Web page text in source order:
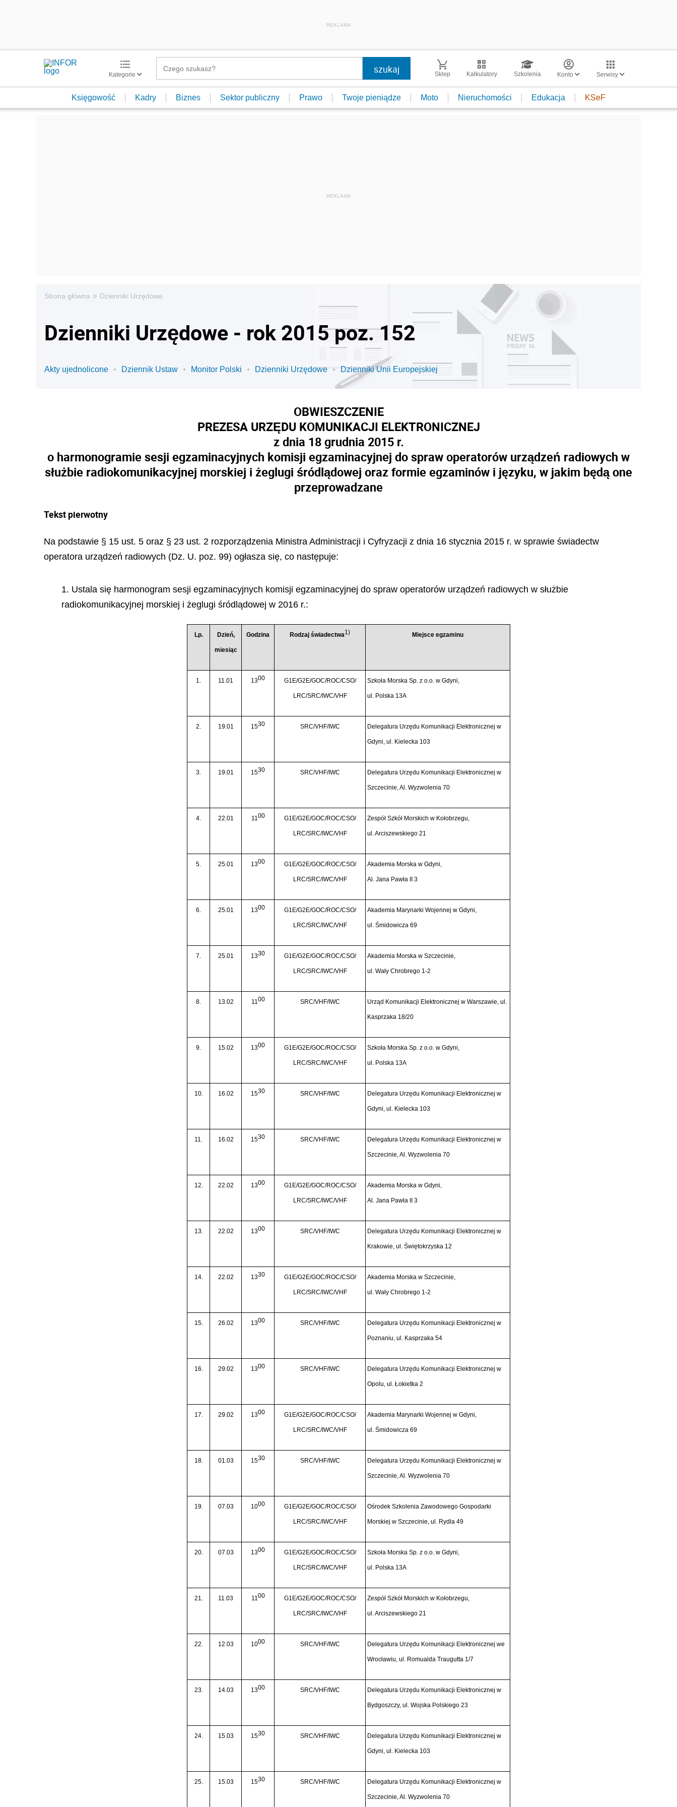
REKLAMA
Kategorie Sklep Kalkulatory Szkolenia Konto Serwisy
Księgowość Kadry Biznes Sektor publiczny Prawo Twoje pieniądze Moto Nieruchomości Edukacja KSeF
Strona główna » Dzienniki Urzędowe
Dzienniki Urzędowe - rok 2015 poz. 152
Akty ujednolicone Dziennik Ustaw Monitor Polski Dzienniki Urzędowe Dzienniki Unii Europejskiej
OBWIESZCZENIE
PREZESA URZĘDU KOMUNIKACJI ELEKTRONICZNEJ
z dnia 18 grudnia 2015 r.
o harmonogramie sesji egzaminacyjnych komisji egzaminacyjnej do spraw operatorów urządzeń radiowych w
służbie radiokomunikacyjnej morskiej i żeglugi śródlądowej oraz formie egzaminów i języku, w jakim będą one
przeprowadzane
Tekst pierwotny
Na podstawie § 15 ust. 5 oraz § 23 ust. 2 rozporządzenia Ministra Administracji i Cyfryzacji z dnia 16 stycznia 2015 r. w sprawie świadectw
operatora urządzeń radiowych (Dz. U. poz. 99) ogłasza się, co następuje:
1. Ustala się harmonogram sesji egzaminacyjnych komisji egzaminacyjnej do spraw operatorów urządzeń radiowych w służbie
radiokomunikacyjnej morskiej i żeglugi śródlądowej w 2016 r.:
Lp. Dzień,
miesiąc
Godzina Rodzaj świadectwa1) Miejsce egzaminu
1. 11.01 1300 G1E/G2E/GOC/ROC/CSO/
LRC/SRC/IWC/VHF
Szkoła Morska Sp. z o.o. w Gdyni,
ul. Polska 13A
2. 19.01 1530 SRC/VHF/IWC Delegatura Urzędu Komunikacji Elektronicznej w
Gdyni, ul. Kielecka 103
3. 19.01 1530 SRC/VHF/IWC Delegatura Urzędu Komunikacji Elektronicznej w
Szczecinie, Al. Wyzwolenia 70
4. 22.01 1100 G1E/G2E/GOC/ROC/CSO/
LRC/SRC/IWC/VHF
Zespół Szkół Morskich w Kołobrzegu,
ul. Arciszewskiego 21
5. 25.01 1300 G1E/G2E/GOC/ROC/CSO/
LRC/SRC/IWC/VHF
Akademia Morska w Gdyni,
Al. Jana Pawła II 3
6. 25.01 1300 G1E/G2E/GOC/ROC/CSO/
LRC/SRC/IWC/VHF
Akademia Marynarki Wojennej w Gdyni,
ul. Śmidowicza 69
7. 25.01 1330 G1E/G2E/GOC/ROC/CSO/
LRC/SRC/IWC/VHF
Akademia Morska w Szczecinie,
ul. Wały Chrobrego 1-2
8. 13.02 1100 SRC/VHF/IWC Urząd Komunikacji Elektronicznej w Warszawie, ul.
Kasprzaka 18/20
9. 15.02 1300 G1E/G2E/GOC/ROC/CSO/
LRC/SRC/IWC/VHF
Szkoła Morska Sp. z o.o. w Gdyni,
ul. Polska 13A
10. 16.02 1530 SRC/VHF/IWC Delegatura Urzędu Komunikacji Elektronicznej w
Gdyni, ul. Kielecka 103
11. 16.02 1530 SRC/VHF/IWC Delegatura Urzędu Komunikacji Elektronicznej w
Szczecinie, Al. Wyzwolenia 70
12. 22.02 1300 G1E/G2E/GOC/ROC/CSO/
LRC/SRC/IWC/VHF
Akademia Morska w Gdyni,
Al. Jana Pawła II 3
13. 22.02 1300 SRC/VHF/IWC Delegatura Urzędu Komunikacji Elektronicznej w
Krakowie, ul. Świętokrzyska 12
14. 22.02 1330 G1E/G2E/GOC/ROC/CSO/
LRC/SRC/IWC/VHF
Akademia Morska w Szczecinie,
ul. Wały Chrobrego 1-2
15. 26.02 1300 SRC/VHF/IWC Delegatura Urzędu Komunikacji Elektronicznej w
Poznaniu, ul. Kasprzaka 54
16. 29.02 1300 SRC/VHF/IWC Delegatura Urzędu Komunikacji Elektronicznej w
Opolu, ul. Łokietka 2
17. 29.02 1300 G1E/G2E/GOC/ROC/CSO/
LRC/SRC/IWC/VHF
Akademia Marynarki Wojennej w Gdyni,
ul. Śmidowicza 69
18. 01.03 1530 SRC/VHF/IWC Delegatura Urzędu Komunikacji Elektronicznej w
Szczecinie, Al. Wyzwolenia 70
19. 07.03 1000 G1E/G2E/GOC/ROC/CSO/
LRC/SRC/IWC/VHF
Ośrodek Szkolenia Zawodowego Gospodarki
Morskiej w Szczecinie, ul. Rydla 49
20. 07.03 1300 G1E/G2E/GOC/ROC/CSO/
LRC/SRC/IWC/VHF
Szkoła Morska Sp. z o.o. w Gdyni,
ul. Polska 13A
21. 11.03 1100 G1E/G2E/GOC/ROC/CSO/
LRC/SRC/IWC/VHF
Zespół Szkół Morskich w Kołobrzegu,
ul. Arciszewskiego 21
22. 12.03 1000 SRC/VHF/IWC Delegatura Urzędu Komunikacji Elektronicznej we
Wrocławiu, ul. Romualda Traugutta 1/7
23. 14.03 1300 SRC/VHF/IWC Delegatura Urzędu Komunikacji Elektronicznej w
Bydgoszczy, ul. Wojska Polskiego 23
24. 15.03 1530 SRC/VHF/IWC Delegatura Urzędu Komunikacji Elektronicznej w
Gdyni, ul. Kielecka 103
25. 15.03 1530 SRC/VHF/IWC Delegatura Urzędu Komunikacji Elektronicznej w
Szczecinie, Al. Wyzwolenia 70